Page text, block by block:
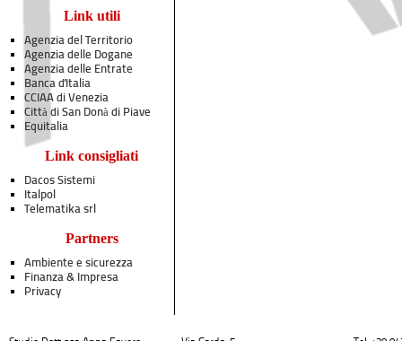
Link utili
Agenzia del Territorio
Agenzia delle Dogane
Agenzia delle Entrate
Banca d'Italia
CCIAA di Venezia
Città di San Donà di Piave
Equitalia
Link consigliati
Dacos Sistemi
Italpol
Telematika srl
Partners
Ambiente e sicurezza
Finanza & Impresa
Privacy